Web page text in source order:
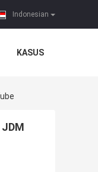
Indonesian
KASUS